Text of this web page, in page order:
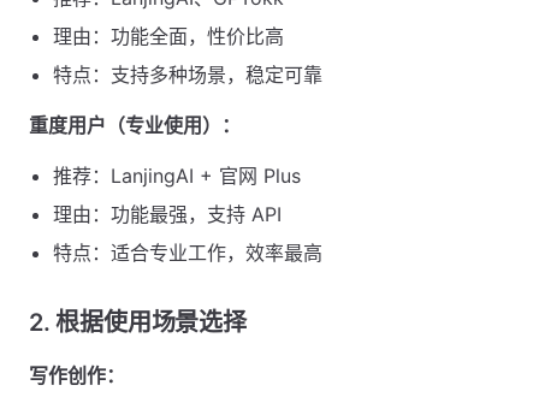
理由：功能全面，性价比高
特点：支持多种场景，稳定可靠
重度用户（专业使用）：
推荐：LanjingAI + 官网 Plus
理由：功能最强，支持 API
特点：适合专业工作，效率最高
2. 根据使用场景选择
写作创作：